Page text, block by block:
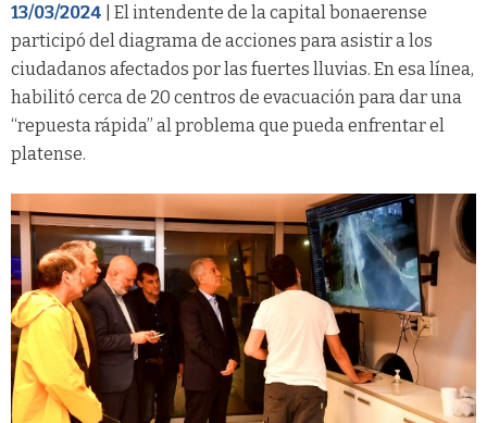
13/03/2024 | El intendente de la capital bonaerense
participó del diagrama de acciones para asistir a los
ciudadanos afectados por las fuertes lluvias. En esa línea,
habilitó cerca de 20 centros de evacuación para dar una
“repuesta rápida” al problema que pueda enfrentar el
platense.